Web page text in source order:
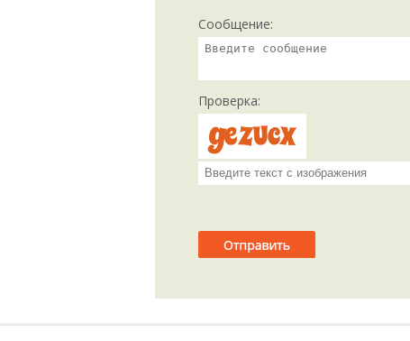
Сообщение:
Проверка: